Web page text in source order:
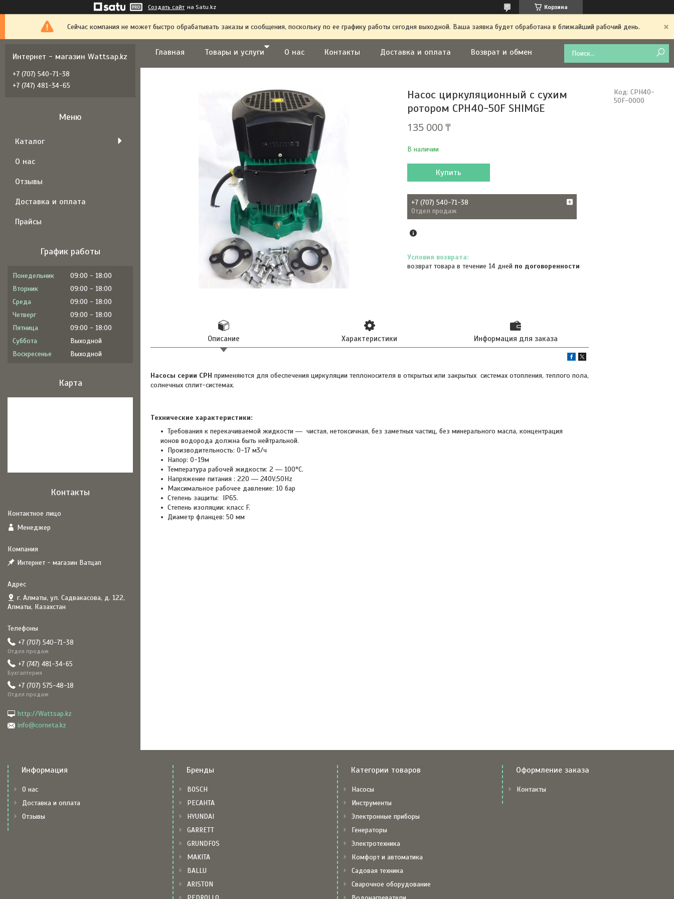
Создать сайт на Satu.kz Корзина
Сейчас компания не может быстро обрабатывать заказы и сообщения, поскольку по ее графику работы сегодня выходной. Ваша заявка будет обработана в ближайший рабочий день.
Главная Товары и услуги О нас Контакты Доставка и оплата Возврат и обмен
Насос циркуляционный c сухим
ротором CPH40-50F SHIMGE
135 000 ₸
В наличии
Код: CPH40-
50F-0000
Купить
+7 (707) 540-71-38
Отдел продаж
возврат товара в течение 14 дней по договоренности
Описание Характеристики Информация для заказа
Насосы серии CPH применяются для обеспечения циркуляции теплоносителя в открытых или закрытых системах отопления, теплого пола,
солнечных сплит-системах.
Технические характеристики:
Требования к перекачиваемой жидкости ― чистая, нетоксичная, без заметных частиц, без минерального масла, концентрация
ионов водорода должна быть нейтральной.
Производительность: 0-17 м3/ч
Напор: 0-19м
Температура рабочей жидкости: 2 ― 100°С.
Напряжение питания : 220 ― 240V;50Hz
Максимальное рабочее давление: 10 бар
Степень защиты: IP65.
Степень изоляции: класс F.
Диаметр фланцев: 50 мм
Интернет - магазин Wattsap.kz
+7 (707) 540-71-38
+7 (747) 481-34-65
Каталог
О нас
Отзывы
Доставка и оплата
Прайсы
График работы
Понедельник 09:00
18:00
Вторник
09:00
18:00
Среда
09:00
18:00
Четверг
09:00
18:00
Пятница
09:00
18:00
Суббота
Выходной
Воскресенье
Выходной
Карта
Контакты
Менеджер
Интернет - магазин Ватцап
г. Алматы, ул. Садвакасова, д. 122,
Алматы, Казахстан
+7 (707) 540-71-38
Отдел продаж
+7 (747) 481-34-65
Бухгалтерия
+7 (707) 575-48-18
Отдел продаж
http://Wattsap.kz
info@corneta.kz
Информация
О нас
Доставка и оплата
Отзывы
Бренды
BOSCH
РЕСАНТА
HYUNDAI
GARRETT
GRUNDFOS
MAKITA
BALLU
ARISTON
Категории товаров
Насосы
Инструменты
Электронные приборы
Генераторы
Электротехника
Комфорт и автоматика
Садовая техника
Сварочное оборудование
Оформление заказа
Контакты